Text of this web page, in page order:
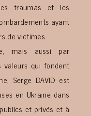
traumas et les
ayant
de victimes.
mais aussi par
valeurs qui fondent
Serge DAVID est
en Ukraine dans
et privés et à